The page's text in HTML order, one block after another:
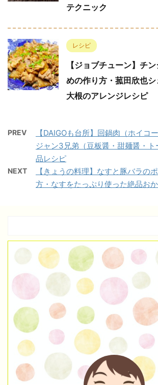
テクニック
レシピ
【ジョブチューン】チ
めの作り方・菰田欣也
大根のアレンジレシピ
PREV
【DAIGOも台所】回鍋肉（ホイコ
ジャン3兄弟（豆板醤・甜麺醤・
品レシピ
NEXT
【きょうの料理】なすと豚バラの
方・なすをたっぷり使った絶品お